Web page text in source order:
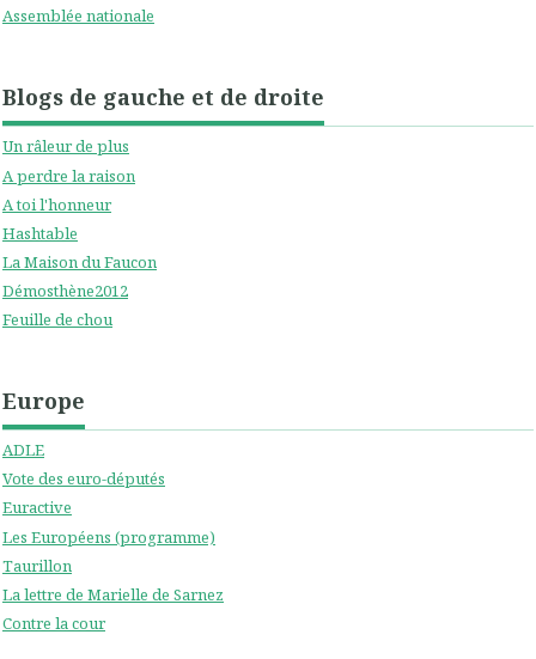
Assemblée nationale
Blogs de gauche et de droite
Un râleur de plus
A perdre la raison
A toi l'honneur
Hashtable
La Maison du Faucon
Démosthène2012
Feuille de chou
Europe
ADLE
Vote des euro-députés
Euractive
Les Européens (programme)
Taurillon
La lettre de Marielle de Sarnez
Contre la cour